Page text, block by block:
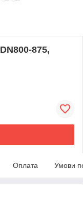
875,
Оплата Умови